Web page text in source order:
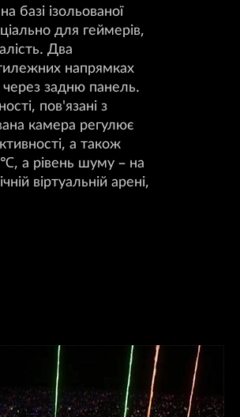
базі ізольованої
для геймерів,
Два
напрямках
через задню панель.
пов'язані з
камера регулює
а також
а рівень шуму – на
віртуальній арені,